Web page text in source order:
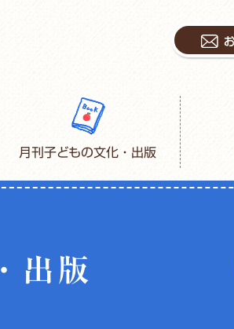
月刊子どもの文化・出版
出版